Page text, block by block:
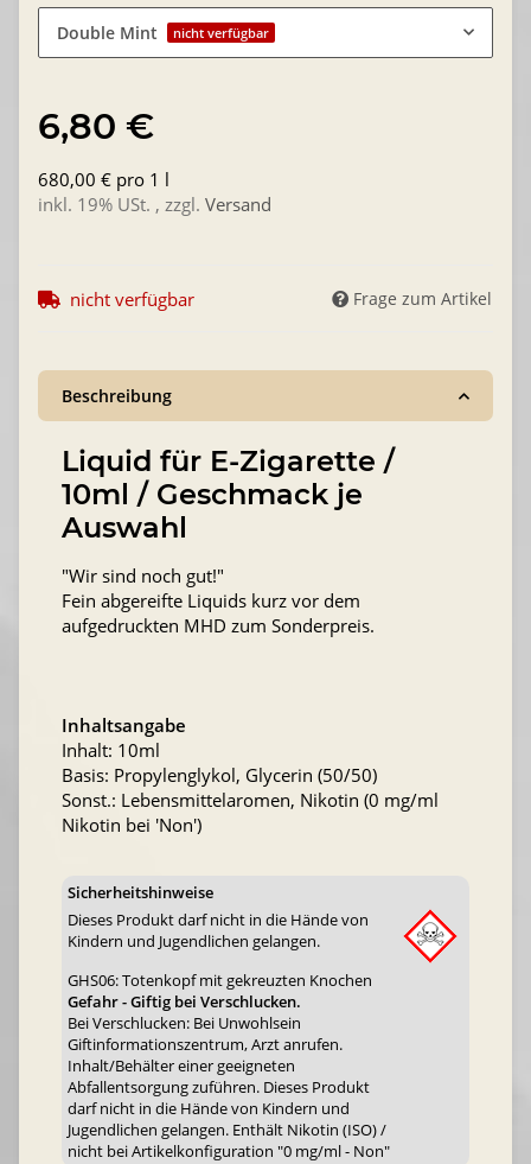
Double Mint nicht verfügbar
6,80 €
680,00 € pro 1 l
inkl. 19% USt. , zzgl. Versand
nicht verfügbar Frage zum Artikel
Beschreibung
Liquid für E-Zigarette /
10ml / Geschmack je
Auswahl
"Wir sind noch gut!"
Fein abgereifte Liquids kurz vor dem
aufgedruckten MHD zum Sonderpreis.
Inhaltsangabe
Inhalt: 10ml
Basis: Propylenglykol, Glycerin (50/50)
Sonst.: Lebensmittelaromen, Nikotin (0 mg/ml
Nikotin bei 'Non')
Sicherheitshinweise
Dieses Produkt darf nicht in die Hände von
Kindern und Jugendlichen gelangen.
GHS06: Totenkopf mit gekreuzten Knochen
Gefahr - Giftig bei Verschlucken.
Bei Verschlucken: Bei Unwohlsein
Giftinformationszentrum, Arzt anrufen.
Inhalt/Behälter einer geeigneten
Abfallentsorgung zuführen. Dieses Produkt
darf nicht in die Hände von Kindern und
Jugendlichen gelangen. Enthält Nikotin (ISO) /
nicht bei Artikelkonfiguration "0 mg/ml - Non"